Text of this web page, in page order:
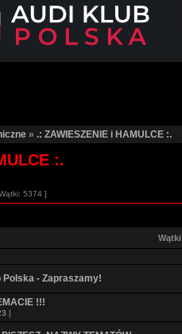
» .: ZAWIESZENIE i HAMULCE :.
:.
5374 ]
Wątki
Polska - Zapraszamy!
!!!
]